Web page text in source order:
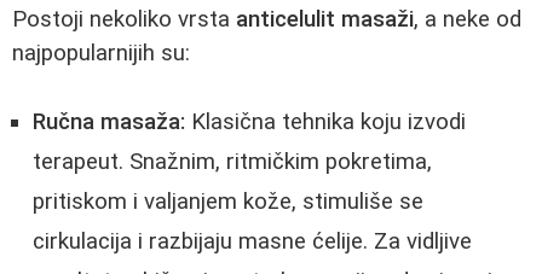
Postoji nekoliko vrsta anticelulit masaži, a neke od
najpopularnijih su:
Ručna masaža: Klasična tehnika koju izvodi
terapeut. Snažnim, ritmičkim pokretima,
pritiskom i valjanjem kože, stimuliše se
cirkulacija i razbijaju masne ćelije. Za vidljive